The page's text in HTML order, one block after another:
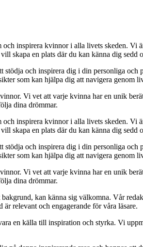
inspirera kvinnor i alla livets skeden. Vi
skapa en plats där du kan känna dig sedd
stödja och inspirera dig i din personliga
som kan hjälpa dig att navigera genom
Vi vet att varje kvinna har en unik
dina drömmar.
inspirera kvinnor i alla livets skeden. Vi
skapa en plats där du kan känna dig sedd
stödja och inspirera dig i din personliga
som kan hjälpa dig att navigera genom
Vi vet att varje kvinna har en unik
dina drömmar.
kan känna sig välkomna. Vår
relevant och engagerande för våra läsare.
en källa till inspiration och styrka. Vi